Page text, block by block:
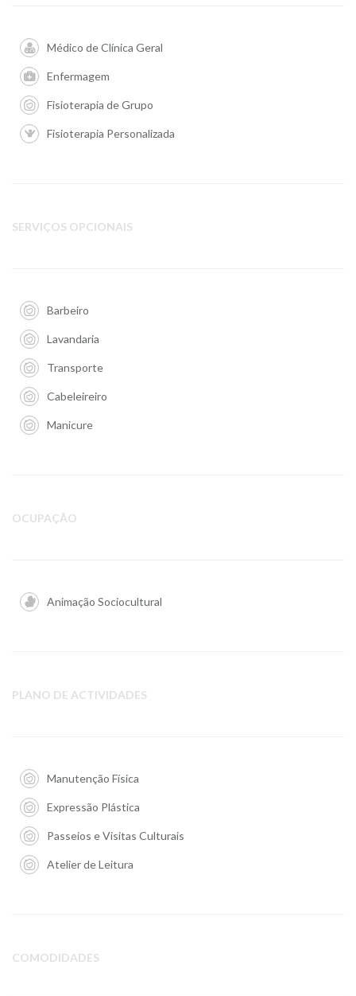
Médico de Clínica Geral
Enfermagem
Fisioterapia de Grupo
Fisioterapia Personalizada
SERVIÇOS OPCIONAIS
Barbeiro
Lavandaria
Transporte
Cabeleireiro
Manicure
OCUPAÇÃO
Animação Sociocultural
PLANO DE ACTIVIDADES
Manutenção Física
Expressão Plástica
Passeios e Visitas Culturais
Atelier de Leitura
COMODIDADES